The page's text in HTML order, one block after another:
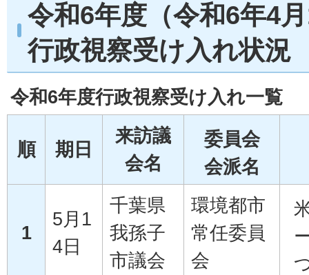
令和6年度（令和6年4
行政視察受け入れ状況
令和6年度行政視察受け入れ一覧
順 期日
来訪議
会名
委員会
会派名
1
5月1
4日
千葉県
我孫子
市議会
環境都市
常任委員
会